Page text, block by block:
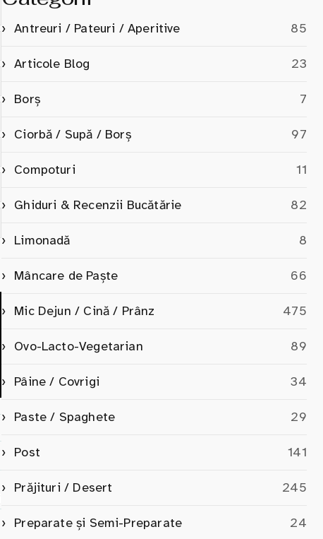
Antreuri / Pateuri / Aperitive 85
Articole Blog 23
Borș 7
Ciorbă / Supă / Borș 97
Compoturi 11
Ghiduri & Recenzii Bucătărie 82
Limonadă 8
Mâncare de Paște 66
Mic Dejun / Cină / Prânz 475
Ovo-Lacto-Vegetarian 89
Pâine / Covrigi 34
Paste / Spaghete 29
Post 141
Prăjituri / Desert 245
Preparate și Semi-Preparate 24